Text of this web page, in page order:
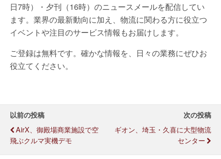
日7時）・夕刊（16時）のニュースメールを配信してい
ます。業界の最新動向に加え、物流に関わる方に役立つ
イベントや注目のサービス情報もお届けします。
ご登録は無料です。確かな情報を、日々の業務にぜひお
役立てください。
以前の投稿
AirX、御殿場商業施設で空
飛ぶクルマ実機デモ
次の投稿
ギオン、埼玉・久喜に大型物流
センター